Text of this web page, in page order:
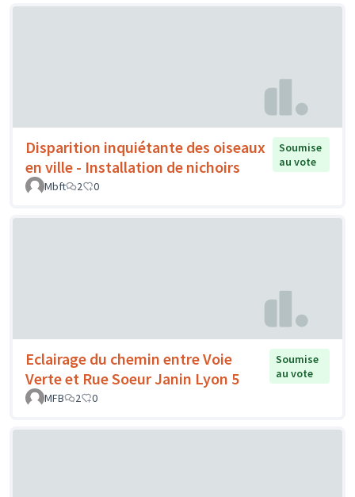
Disparition inquiétante des oiseaux
en ville - Installation de nichoirs
Soumise
au vote
Mbft
2 0
Eclairage du chemin entre Voie
Verte et Rue Soeur Janin Lyon 5
Soumise
au vote
MFB
2 0